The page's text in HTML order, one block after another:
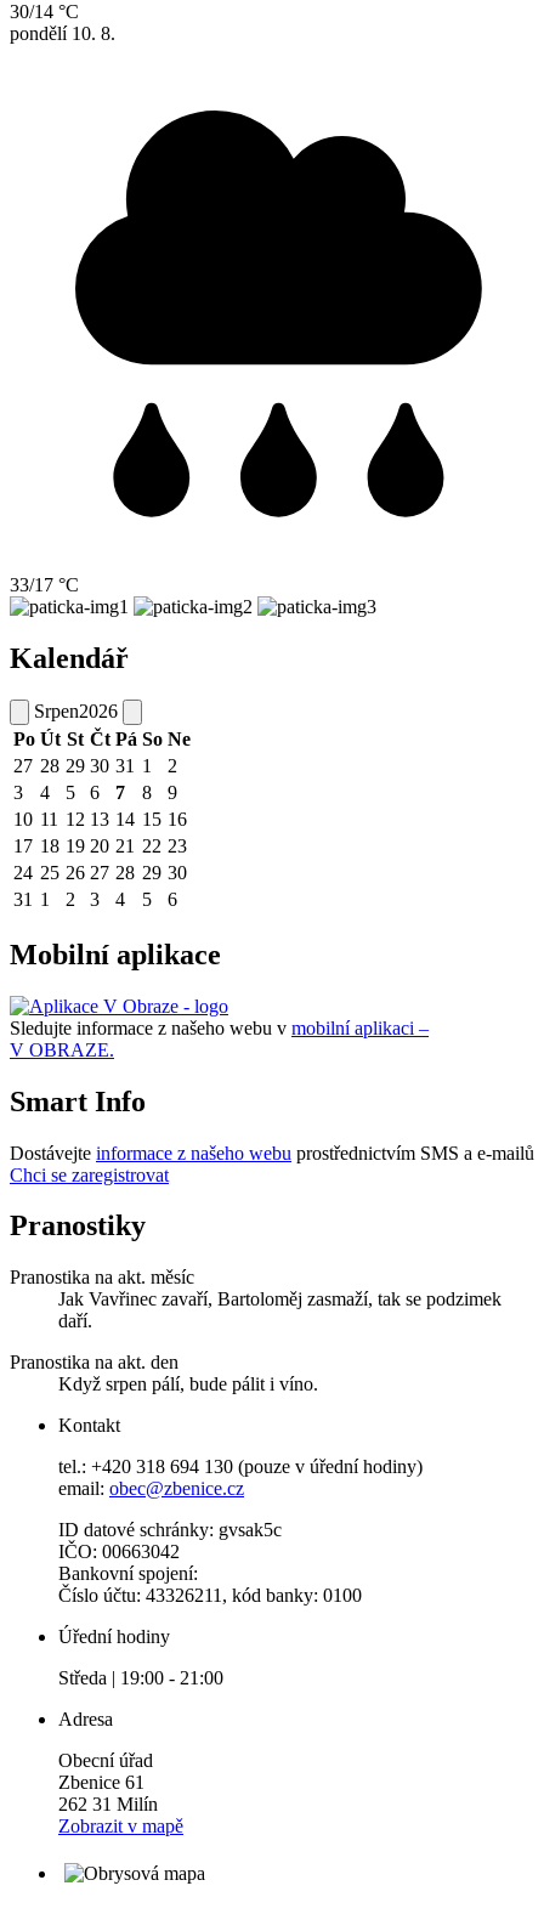
30/14 °C
pondělí 10. 8.
33/17 °C
Kalendář
Srpen2026
Po Út St Čt Pá So Ne
27 28 29 30 31 1
2
3
4 5 6 7 8
9
10 11 12 13 14 15 16
17 18 19 20 21 22 23
24 25 26 27 28 29 30
31 1 2 3 4 5 6
Mobilní aplikace
Sledujte informace z našeho webu v mobilní aplikaci –
V OBRAZE.
Smart Info
Dostávejte informace z našeho webu prostřednictvím SMS a e-mailů
Chci se zaregistrovat
Pranostiky
Pranostika na akt. měsíc
Jak Vavřinec zavaří, Bartoloměj zasmaží, tak se podzimek
daří.
Pranostika na akt. den
Když srpen pálí, bude pálit i víno.
Kontakt
tel.: +420 318 694 130 (pouze v úřední hodiny)
email: obec@zbenice.cz
ID datové schránky: gvsak5c
IČO: 00663042
Bankovní spojení:
Číslo účtu: 43326211, kód banky: 0100
Úřední hodiny
Středa | 19:00 - 21:00
Adresa
Obecní úřad
Zbenice 61
262 31 Milín
Zobrazit v mapě